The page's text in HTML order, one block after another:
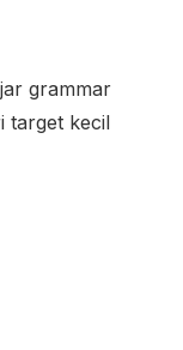
grammar
target kecil